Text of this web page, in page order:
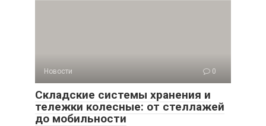
Новости 0
Складские системы хранения и
тележки колесные: от стеллажей
до мобильности